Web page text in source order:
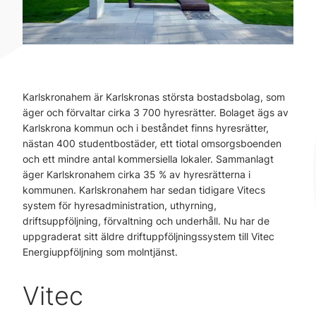
Karlskronahem är Karlskronas största bostadsbolag, som
äger och förvaltar cirka 3 700 hyresrätter. Bolaget ägs av
Karlskrona kommun och i beståndet finns hyresrätter,
nästan 400 studentbostäder, ett tiotal omsorgsboenden
och ett mindre antal kommersiella lokaler. Sammanlagt
äger Karlskronahem cirka 35 % av hyresrätterna i
kommunen. Karlskronahem har sedan tidigare Vitecs
system för hyresadministration, uthyrning,
driftsuppföljning, förvaltning och underhåll. Nu har de
uppgraderat sitt äldre driftuppföljningssystem till Vitec
Energiuppföljning som molntjänst.
Vitec